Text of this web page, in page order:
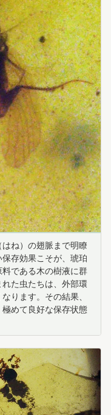
ね）の翅脈まで明瞭
存効果こそが、琥珀
である木の樹液に群
た虫たちは、外部環
ります。その結果、
めて良好な保存状態